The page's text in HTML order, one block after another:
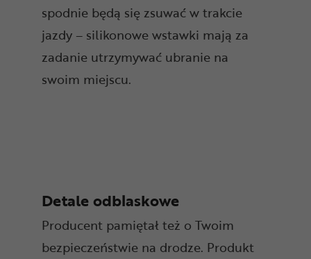
spodnie będą się zsuwać w trakcie
jazdy – silikonowe wstawki mają za
zadanie utrzymywać ubranie na
swoim miejscu.
Detale odblaskowe
Producent pamiętał też o Twoim
bezpieczeństwie na drodze. Produkt